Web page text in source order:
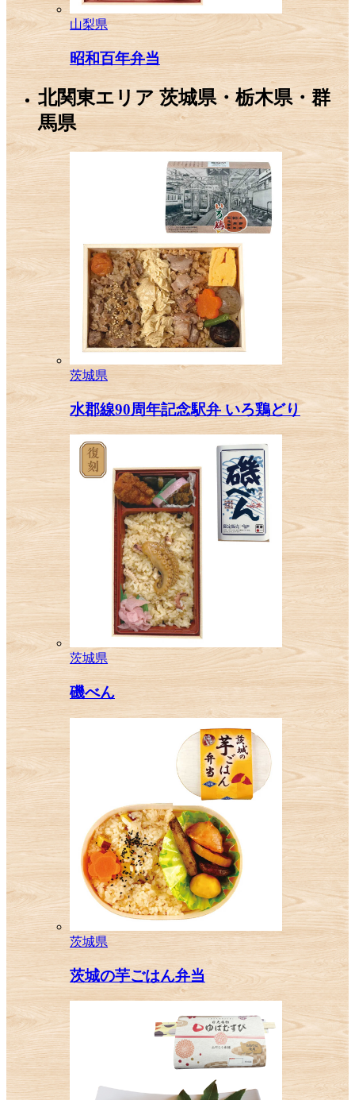
山梨県
昭和百年弁当
北関東エリア 茨城県・栃木県・群
馬県
茨城県
水郡線90周年記念駅弁 いろ鶏どり
茨城県
磯べん
茨城県
茨城の芋ごはん弁当